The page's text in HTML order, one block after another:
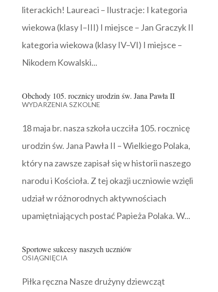
literackich! Laureaci – Ilustracje: I kategoria
wiekowa (klasy I–III) I miejsce – Jan Graczyk II
kategoria wiekowa (klasy IV–VI) I miejsce –
Nikodem Kowalski...
Obchody 105. rocznicy urodzin św. Jana Pawła II
WYDARZENIA SZKOLNE
18 maja br. nasza szkoła uczciła 105. rocznicę
urodzin św. Jana Pawła II – Wielkiego Polaka,
który na zawsze zapisał się w historii naszego
narodu i Kościoła. Z tej okazji uczniowie wzięli
udział w różnorodnych aktywnościach
upamiętniających postać Papieża Polaka. W...
Sportowe sukcesy naszych uczniów
OSIĄGNIĘCIA
Piłka ręczna Nasze drużyny dziewcząt